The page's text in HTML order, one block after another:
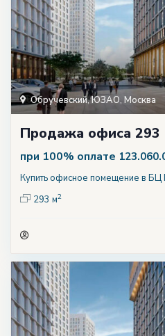
Обручевский,ЮЗАО, Москва
Продажа офиса 293
при 100% оплате
Купить офисное помещение в БЦ
293 м2